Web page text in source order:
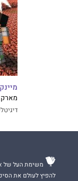
מארק
משימת העל של
להפיץ לעולם את